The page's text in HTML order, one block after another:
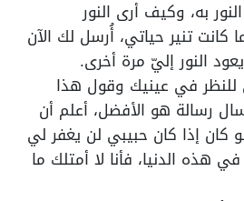
به، وكيف أرى النور
تنير حياتي، أُرسل لك الآن
النور إليّ مرة أخرى.
في عينيك وقول هذا
رسالة هو الأفضل، أعلم أن
كان إذا كان حبيبي لن يغفر لي
هذه الدنيا، فأنا لا أمتلك ما